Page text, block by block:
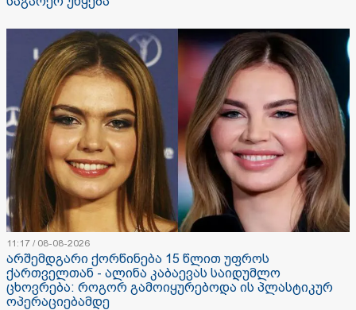
11:17 / 08-08-2026
არშემდგარი ქორწინება 15 წლით უფროს
ქართველთან - ალინა კაბაევას საიდუმლო
ცხოვრება: როგორ გამოიყურებოდა ის პლასტიკურ
ოპერაციებამდე